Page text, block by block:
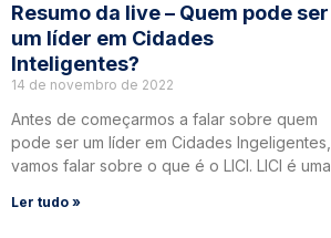
Resumo da live – Quem pode ser
um líder em Cidades
Inteligentes?
14 de novembro de 2022
Antes de começarmos a falar sobre quem
pode ser um líder em Cidades Ingeligentes,
vamos falar sobre o que é o LICI. LICI é uma
Ler tudo »